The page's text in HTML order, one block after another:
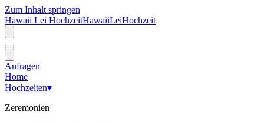
Zum Inhalt springen
Hawaii Lei HochzeitHawaiiLeiHochzeit
Anfragen
Home
Hochzeiten▾
Zeremonien